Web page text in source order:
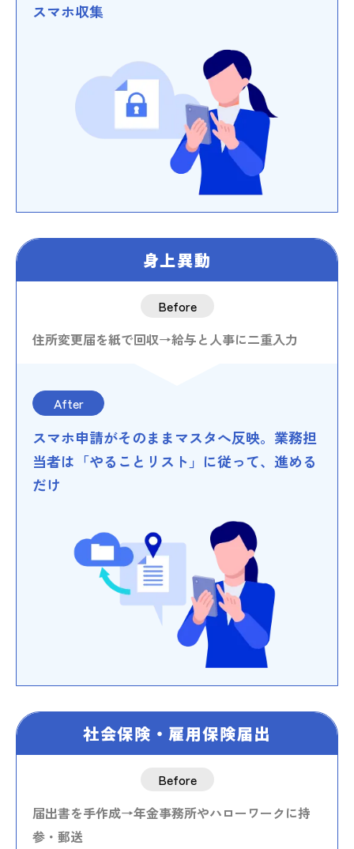
スマホ収集
身上異動
Before
住所変更届を紙で回収→給与と人事に二重入力
After
スマホ申請がそのままマスタへ反映。業務担
当者は「やることリスト」に従って、進める
だけ
社会保険・雇用保険届出
Before
届出書を手作成→年金事務所やハローワークに持
参・郵送